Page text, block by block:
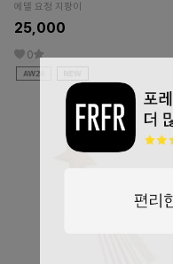
에델 요정 지팡이
25,000
0